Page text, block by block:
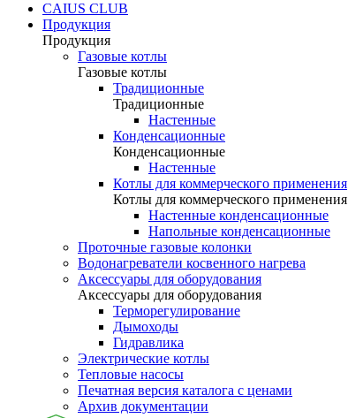
CAIUS CLUB
Продукция
Продукция
Газовые котлы
Газовые котлы
Традиционные
Традиционные
Настенные
Конденсационные
Конденсационные
Настенные
Котлы для коммерческого применения
Котлы для коммерческого применения
Настенные конденсационные
Напольные конденсационные
Проточные газовые колонки
Водонагреватели косвенного нагрева
Аксессуары для оборудования
Аксессуары для оборудования
Терморегулирование
Дымоходы
Гидравлика
Электрические котлы
Тепловые насосы
Печатная версия каталога с ценами
Архив документации